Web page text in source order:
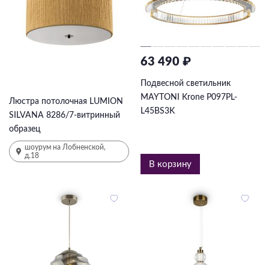
Люстра потолочная LUMION
SILVANA 8286/7-витринный
образец
шоурум на Лобненской,
д.18
63 490 ₽
Подвесной светильник
MAYTONI Krone P097PL-
L45BS3K
В корзину